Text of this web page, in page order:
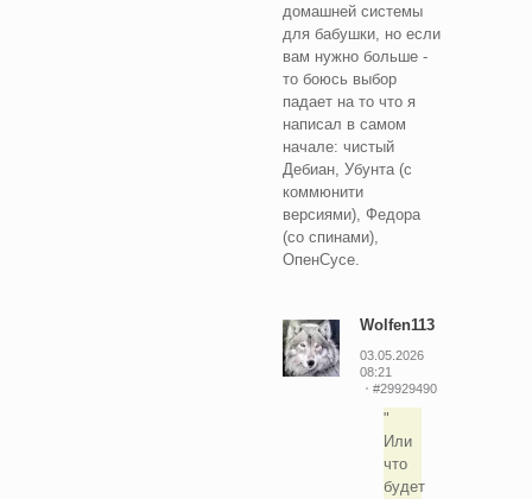
домашней системы
для бабушки, но если
вам нужно больше -
то боюсь выбор
падает на то что я
написал в самом
начале: чистый
Дебиан, Убунта (с
коммюнити
версиями), Федора
(со спинами),
ОпенСусе.
Wolfen113
03.05.2026
08:21
#29929490
Или
что
будет